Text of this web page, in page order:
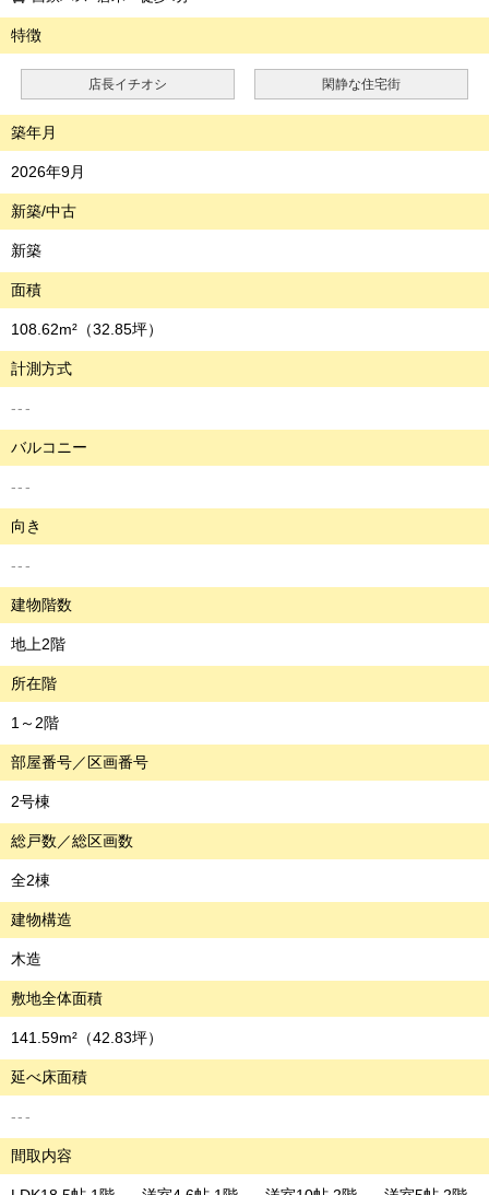
特徴
店長イチオシ 閑静な住宅街
築年月
2026年9月
新築/中古
新築
面積
108.62m² （32.85坪）
計測方式
---
バルコニー
---
向き
---
建物階数
地上2階
所在階
1～2階
部屋番号／区画番号
2号棟
総戸数／総区画数
全2棟
建物構造
木造
敷地全体面積
141.59m² （42.83坪）
延べ床面積
---
間取内容